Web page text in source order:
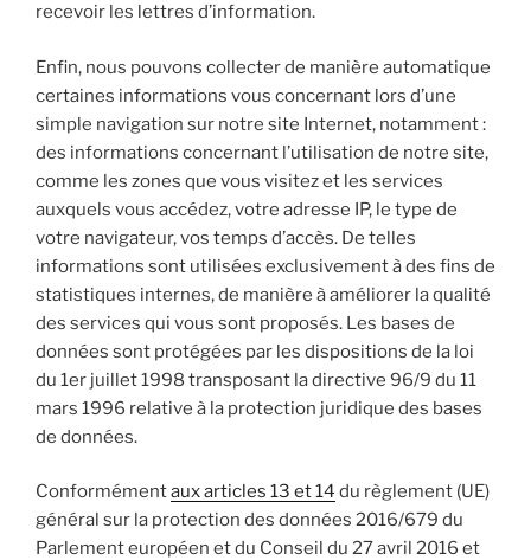
recevoir les lettres d’information.
Enfin, nous pouvons collecter de manière automatique
certaines informations vous concernant lors d’une
simple navigation sur notre site Internet, notamment :
des informations concernant l’utilisation de notre site,
comme les zones que vous visitez et les services
auxquels vous accédez, votre adresse IP, le type de
votre navigateur, vos temps d’accès. De telles
informations sont utilisées exclusivement à des fins de
statistiques internes, de manière à améliorer la qualité
des services qui vous sont proposés. Les bases de
données sont protégées par les dispositions de la loi
du 1er juillet 1998 transposant la directive 96/9 du 11
mars 1996 relative à la protection juridique des bases
de données.
Conformémentaux articles 13 et 14 du règlement (UE)
général sur la protection des données 2016/679 du
Parlement européen et du Conseil du 27 avril 2016 et